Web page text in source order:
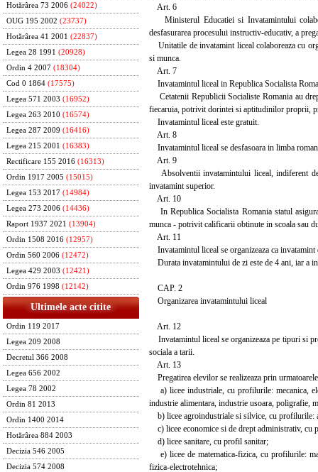
Hotărârea 73 2006 (24022)
OUG 195 2002 (23737)
Hotărârea 41 2001 (22837)
Legea 28 1991 (20928)
Ordin 4 2007 (18304)
Cod 0 1864 (17575)
Legea 571 2003 (16952)
Legea 263 2010 (16574)
Legea 287 2009 (16416)
Legea 215 2001 (16383)
Rectificare 155 2016 (16313)
Ordin 1917 2005 (15015)
Legea 153 2017 (14984)
Legea 273 2006 (14436)
Raport 1937 2021 (13904)
Ordin 1508 2016 (12957)
Ordin 560 2006 (12472)
Legea 429 2003 (12421)
Ordin 976 1998 (12142)
Ultimele acte citite
Ordin 119 2017
Legea 209 2008
Decretul 366 2008
Legea 656 2002
Legea 78 2002
Ordin 81 2013
Ordin 1400 2014
Hotărârea 884 2003
Decizia 546 2005
Decizia 574 2008
Art. 6
Ministerul Educatiei si Invatamintului
desfasurarea procesului instructiv-educativ, a
Unitatile de invatamint liceal colaboreaza cu
si munca.
Art. 7
Invatamintul liceal in Republica Socialista
Cetatenii Republicii Socialiste Romania au
fiecaruia, potrivit dorintei si aptitudinilor proprii,
Invatamintul liceal este gratuit.
Art. 8
Invatamintul liceal se desfasoara in limba
Art. 9
Absolventii invatamintului liceal, indiferent
invatamint superior.
Art. 10
In Republica Socialista Romania statul
munca - potrivit calificarii obtinute in scoala sau
Art. 11
Invatamintul liceal se organizeaza ca invatamint
Durata invatamintului de zi este de 4 ani, iar a
CAP. 2
Organizarea invatamintului liceal
Art. 12
Invatamintul liceal se organizeaza pe tipuri si
sociala a tarii.
Art. 13
Pregatirea elevilor se realizeaza prin
a) licee industriale, cu profilurile: mecanica,
industrie alimentara, industrie usoara, poligrafie,
b) licee agroindustriale si silvice, cu profilurile:
c) licee economice si de drept administrativ, cu
d) licee sanitare, cu profil sanitar;
e) licee de matematica-fizica, cu profilurile:
fizica-electrotehnica;